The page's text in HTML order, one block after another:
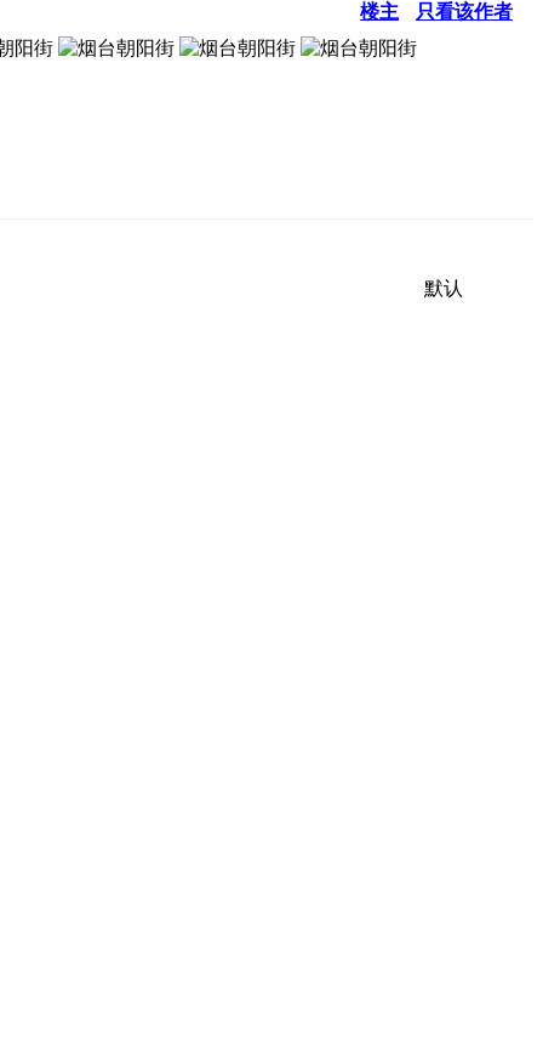
楼主
只看该作者
默认